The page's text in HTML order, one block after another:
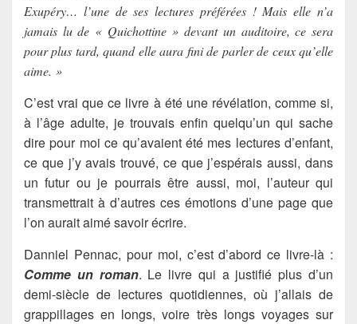
Exupéry… l’une de ses lectures préférées ! Mais elle n’a
jamais lu de « Quichottine » devant un auditoire, ce sera
pour plus tard, quand elle aura fini de parler de ceux qu’elle
aime. »
C’est vrai que ce livre à été une révélation, comme si,
à l’âge adulte, je trouvais enfin quelqu’un qui sache
dire pour moi ce qu’avaient été mes lectures d’enfant,
ce que j’y avais trouvé, ce que j’espérais aussi, dans
un futur ou je pourrais être aussi, moi, l’auteur qui
transmettrait à d’autres ces émotions d’une page que
l’on aurait aimé savoir écrire.
Danniel Pennac, pour moi, c’est d’abord ce livre-là :
Comme un roman. Le livre qui a justifié plus d’un
demi-siècle de lectures quotidiennes, où j’allais de
grappillages en longs, voire très longs voyages sur